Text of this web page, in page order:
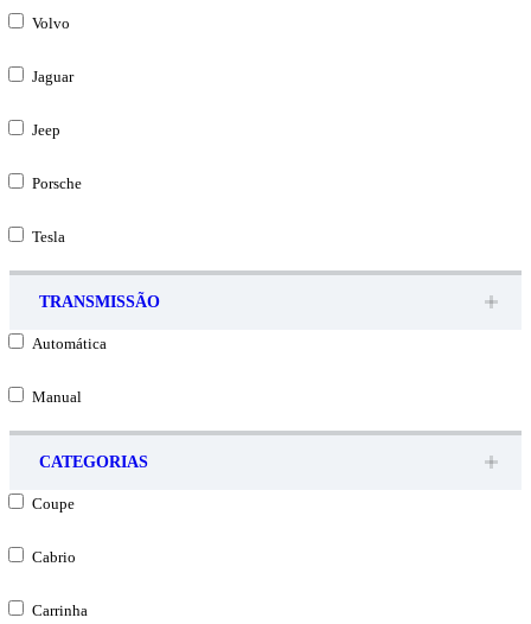
Volvo
Jaguar
Jeep
Porsche
Tesla
TRANSMISSÃO
Automática
Manual
CATEGORIAS
Coupe
Cabrio
Carrinha